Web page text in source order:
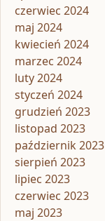
czerwiec 2024
maj 2024
kwiecień 2024
marzec 2024
luty 2024
styczeń 2024
grudzień 2023
listopad 2023
październik 2023
sierpień 2023
lipiec 2023
czerwiec 2023
maj 2023